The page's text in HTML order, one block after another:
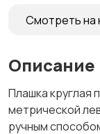
Смотреть на
Описание
Плашка круглая
метрической
ручным